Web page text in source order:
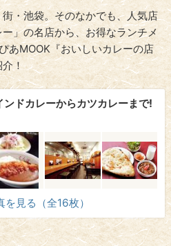
・池袋。そのなかでも、人気店
」の名店から、お得なランチメ
あMOOK『おいしいカレーの店
！
ンドカレーからカツカレーまで!
見る（全16枚）